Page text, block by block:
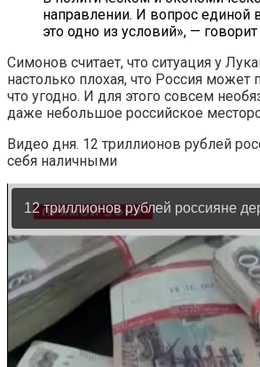
направлении. И вопрос единой
это одно из условий», —
Симонов считает, что ситуация у
настолько плохая, что Россия может
что угодно. И для этого совсем
даже небольшое российское
Видео дня. 12 триллионов рублей
себя наличными